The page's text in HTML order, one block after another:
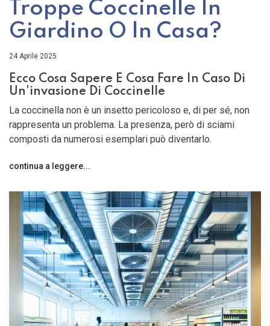
Troppe Coccinelle In
Giardino O In Casa?
24 Aprile 2025
Ecco Cosa Sapere E Cosa Fare In Caso Di
Un'invasione Di Coccinelle
La coccinella non è un insetto pericoloso e, di per sé, non
rappresenta un problema. La presenza, però di sciami
composti da numerosi esemplari può diventarlo.
continua a leggere...